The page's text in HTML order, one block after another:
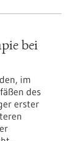
bei
im
des
erster